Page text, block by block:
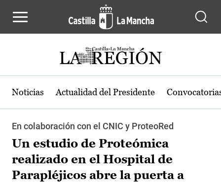
Noticias Actualidad del Presidente
En colaboración con el CNIC y ProteoRed
Un estudio de Proteómica
realizado en el Hospital de
Parapléjicos abre la puerta a